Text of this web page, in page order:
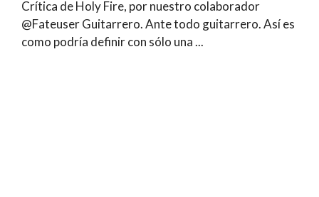
Crítica de Holy Fire, por nuestro colaborador
@Fateuser Guitarrero. Ante todo guitarrero. Así es
como podría definir con sólo una ...